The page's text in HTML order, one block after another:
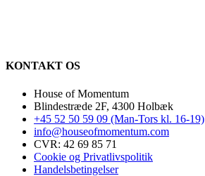
KONTAKT OS
House of Momentum
Blindestræde 2F, 4300 Holbæk
+45 52 50 59 09 (Man-Tors kl. 16-19)
info@houseofmomentum.com
CVR: 42 69 85 71
Cookie og Privatlivspolitik
Handelsbetingelser